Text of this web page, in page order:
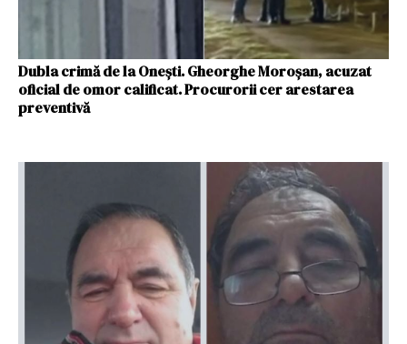
Dubla crimă de la Oneşti. Gheorghe Moroșan, acuzat
oficial de omor calificat. Procurorii cer arestarea
preventivă